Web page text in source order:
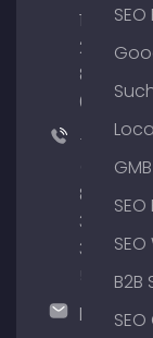
176
204
801
64
+49
89
380
375
B2B